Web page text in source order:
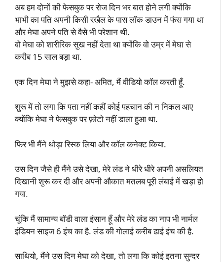
अब हम दोनों की फेसबुक पर रोज दिन भर बात होने लगी क्योंकि
भाभी का पति अपनी किसी रखैल के पास लॉक डाउन में फंस गया था
और मेघा अपने पति से वैसे भी परेशान थी.
वो मेघा को शारीरिक सुख नहीं देता था क्योंकि वो उम्र में मेघा से
करीब 15 साल बड़ा था.
एक दिन मेघा ने मुझसे कहा- अमित, मैं वीडियो कॉल करती हूँ.
शुरू में तो लगा कि पता नहीं कहीं कोई पहचान की न निकल आए
क्योंकि मेघा ने फेसबुक पर फ़ोटो नहीं डाला हुआ था.
फिर भी मैंने थोड़ा रिस्क लिया और कॉल कनेक्ट किया.
उस दिन जैसे ही मैंने उसे देखा, मेरे लंड ने धीरे धीरे अपनी असलियत
दिखानी शुरू कर दी और अपनी औकात मतलब पूरी लंबाई में खड़ा हो
गया.
चूंकि मैं सामान्य बॉडी वाला इंसान हूँ और मेरे लंड का नाप भी नार्मल
इंडियन साइज 6 इंच का है. लंड की गोलाई करीब ढाई इंच की है.
साथियो, मैंने उस दिन मेघा को देखा, तो लगा कि कोई इतना सुन्दर